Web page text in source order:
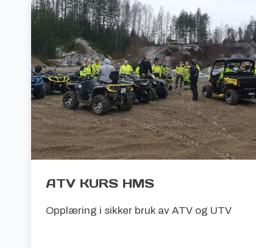
ATV KURS HMS
Opplæring i sikker bruk av ATV og UTV